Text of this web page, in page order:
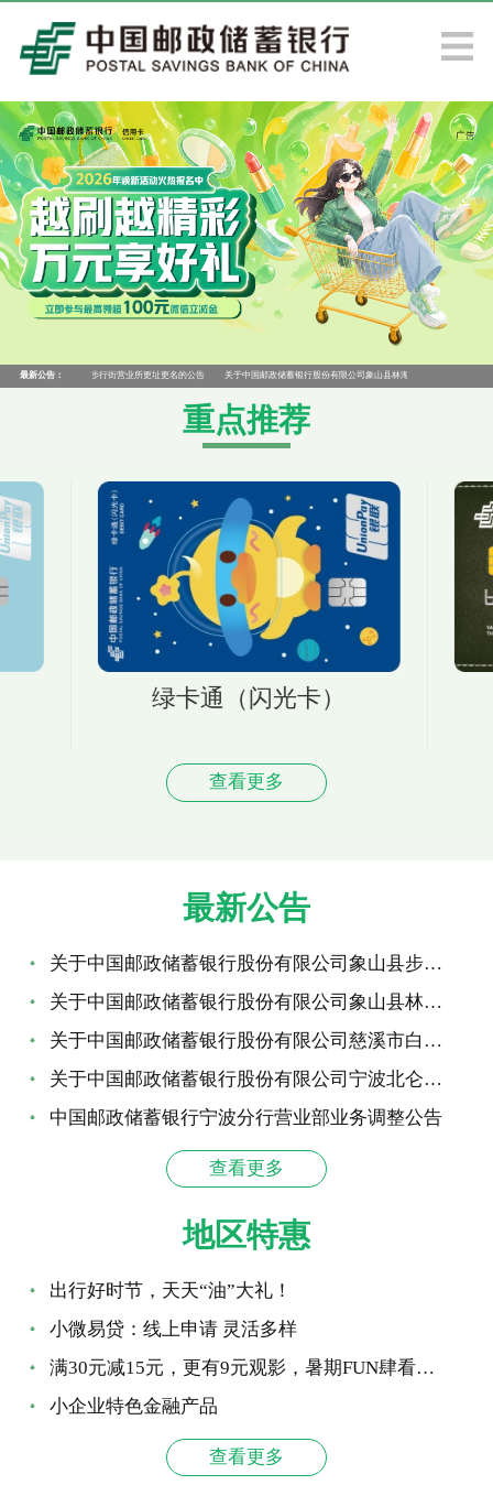
最新公告：
份有限公司象山县步行街营业所更址更名的公告 关于中国邮政储蓄银行股份有限公司象山县林海营业所变更营业场所的
重点推荐
绿卡通（闪光卡）
查看更多
最新公告
关于中国邮政储蓄银行股份有限公司象山县步行街营业所更址更...
关于中国邮政储蓄银行股份有限公司象山县林海营业所变更营业...
关于中国邮政储蓄银行股份有限公司慈溪市白沙路营业所更址更...
关于中国邮政储蓄银行股份有限公司宁波北仑区后所营业所撤销...
中国邮政储蓄银行宁波分行营业部业务调整公告
查看更多
地区特惠
出行好时节，天天“油”大礼！
小微易贷：线上申请 灵活多样
满30元减15元，更有9元观影，暑期FUN肆看大片！
小企业特色金融产品
查看更多